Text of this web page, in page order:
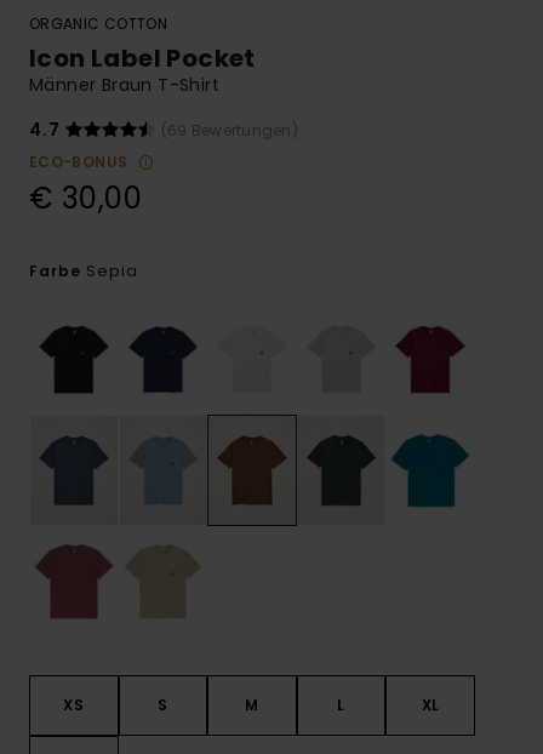
ORGANIC COTTON
Icon Label Pocket
Männer Braun T-Shirt
4.7
(69 Bewertungen)
ECO-BONUS
€ 30,00
Farbe Sepia
XS S M L XL